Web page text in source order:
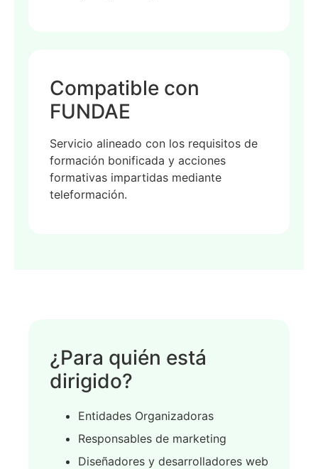
Compatible con
FUNDAE
Servicio alineado con los requisitos de
formación bonificada y acciones
formativas impartidas mediante
teleformación.
¿Para quién está
dirigido?
Entidades Organizadoras
Responsables de marketing
Diseñadores y desarrolladores web